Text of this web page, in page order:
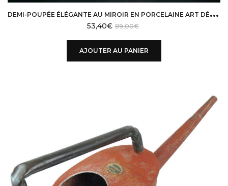
D
EMI-POUPÉE ÉLÉGANTE AU MIROIR EN PORCELAINE ART DÉCO HALF-DOLL
89,00€
53,40€
AJOUTER AU PANIER